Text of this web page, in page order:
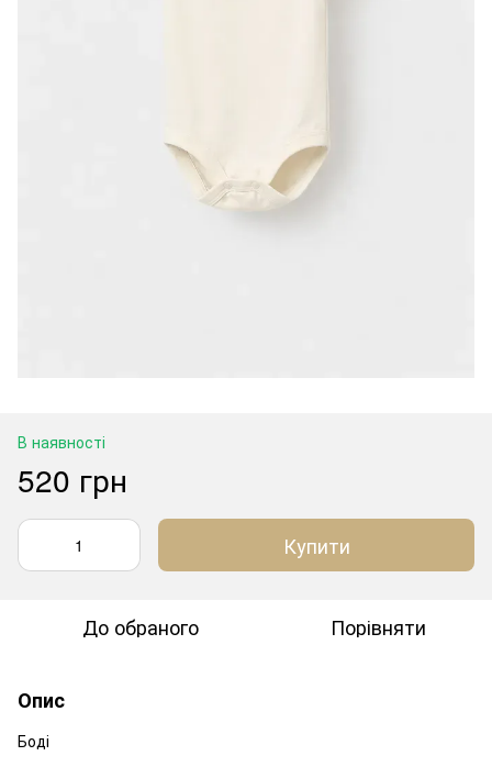
В наявності
520 грн
Купити
До обраного Порівняти
Опис
Боді